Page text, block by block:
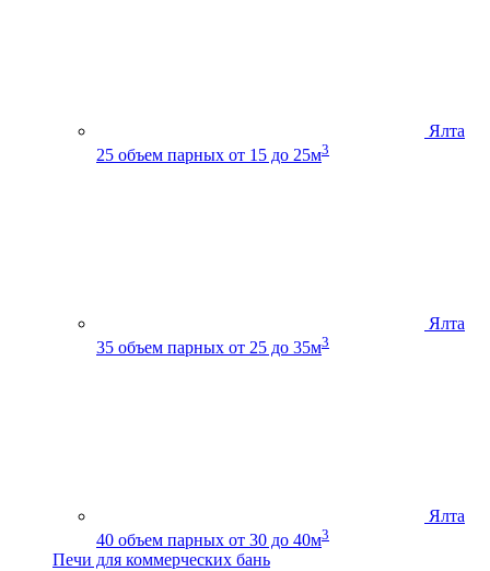
Ялта
25 объем парных от 15 до 25м3
Ялта
35 объем парных от 25 до 35м3
Ялта
40 объем парных от 30 до 40м3
Печи для коммерческих бань